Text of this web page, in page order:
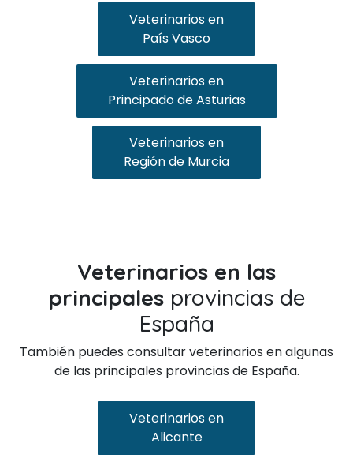
Veterinarios en
País Vasco
Veterinarios en
Principado de Asturias
Veterinarios en
Región de Murcia
Veterinarios en las
principalesprovincias de
España
También puedes consultar veterinarios en algunas
de las principales provincias de España.
Veterinarios en
Alicante